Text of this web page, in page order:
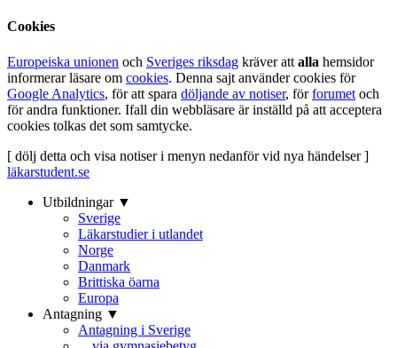
Cookies
Europeiska unionen och Sveriges riksdag kräver att alla hemsidor
informerar läsare om cookies. Denna sajt använder cookies för
Google Analytics, för att spara döljande av notiser, förforumet och
för andra funktioner. Ifall din webbläsare är inställd på att acceptera
cookies tolkas det som samtycke.
[ dölj detta och visa notiser i menyn nedanför vid nya händelser ]
läkarstudent.se
Utbildningar ▼
Sverige
Läkarstudier i utlandet
Norge
Danmark
Brittiska öarna
Europa
Antagning ▼
Antagning i Sverige